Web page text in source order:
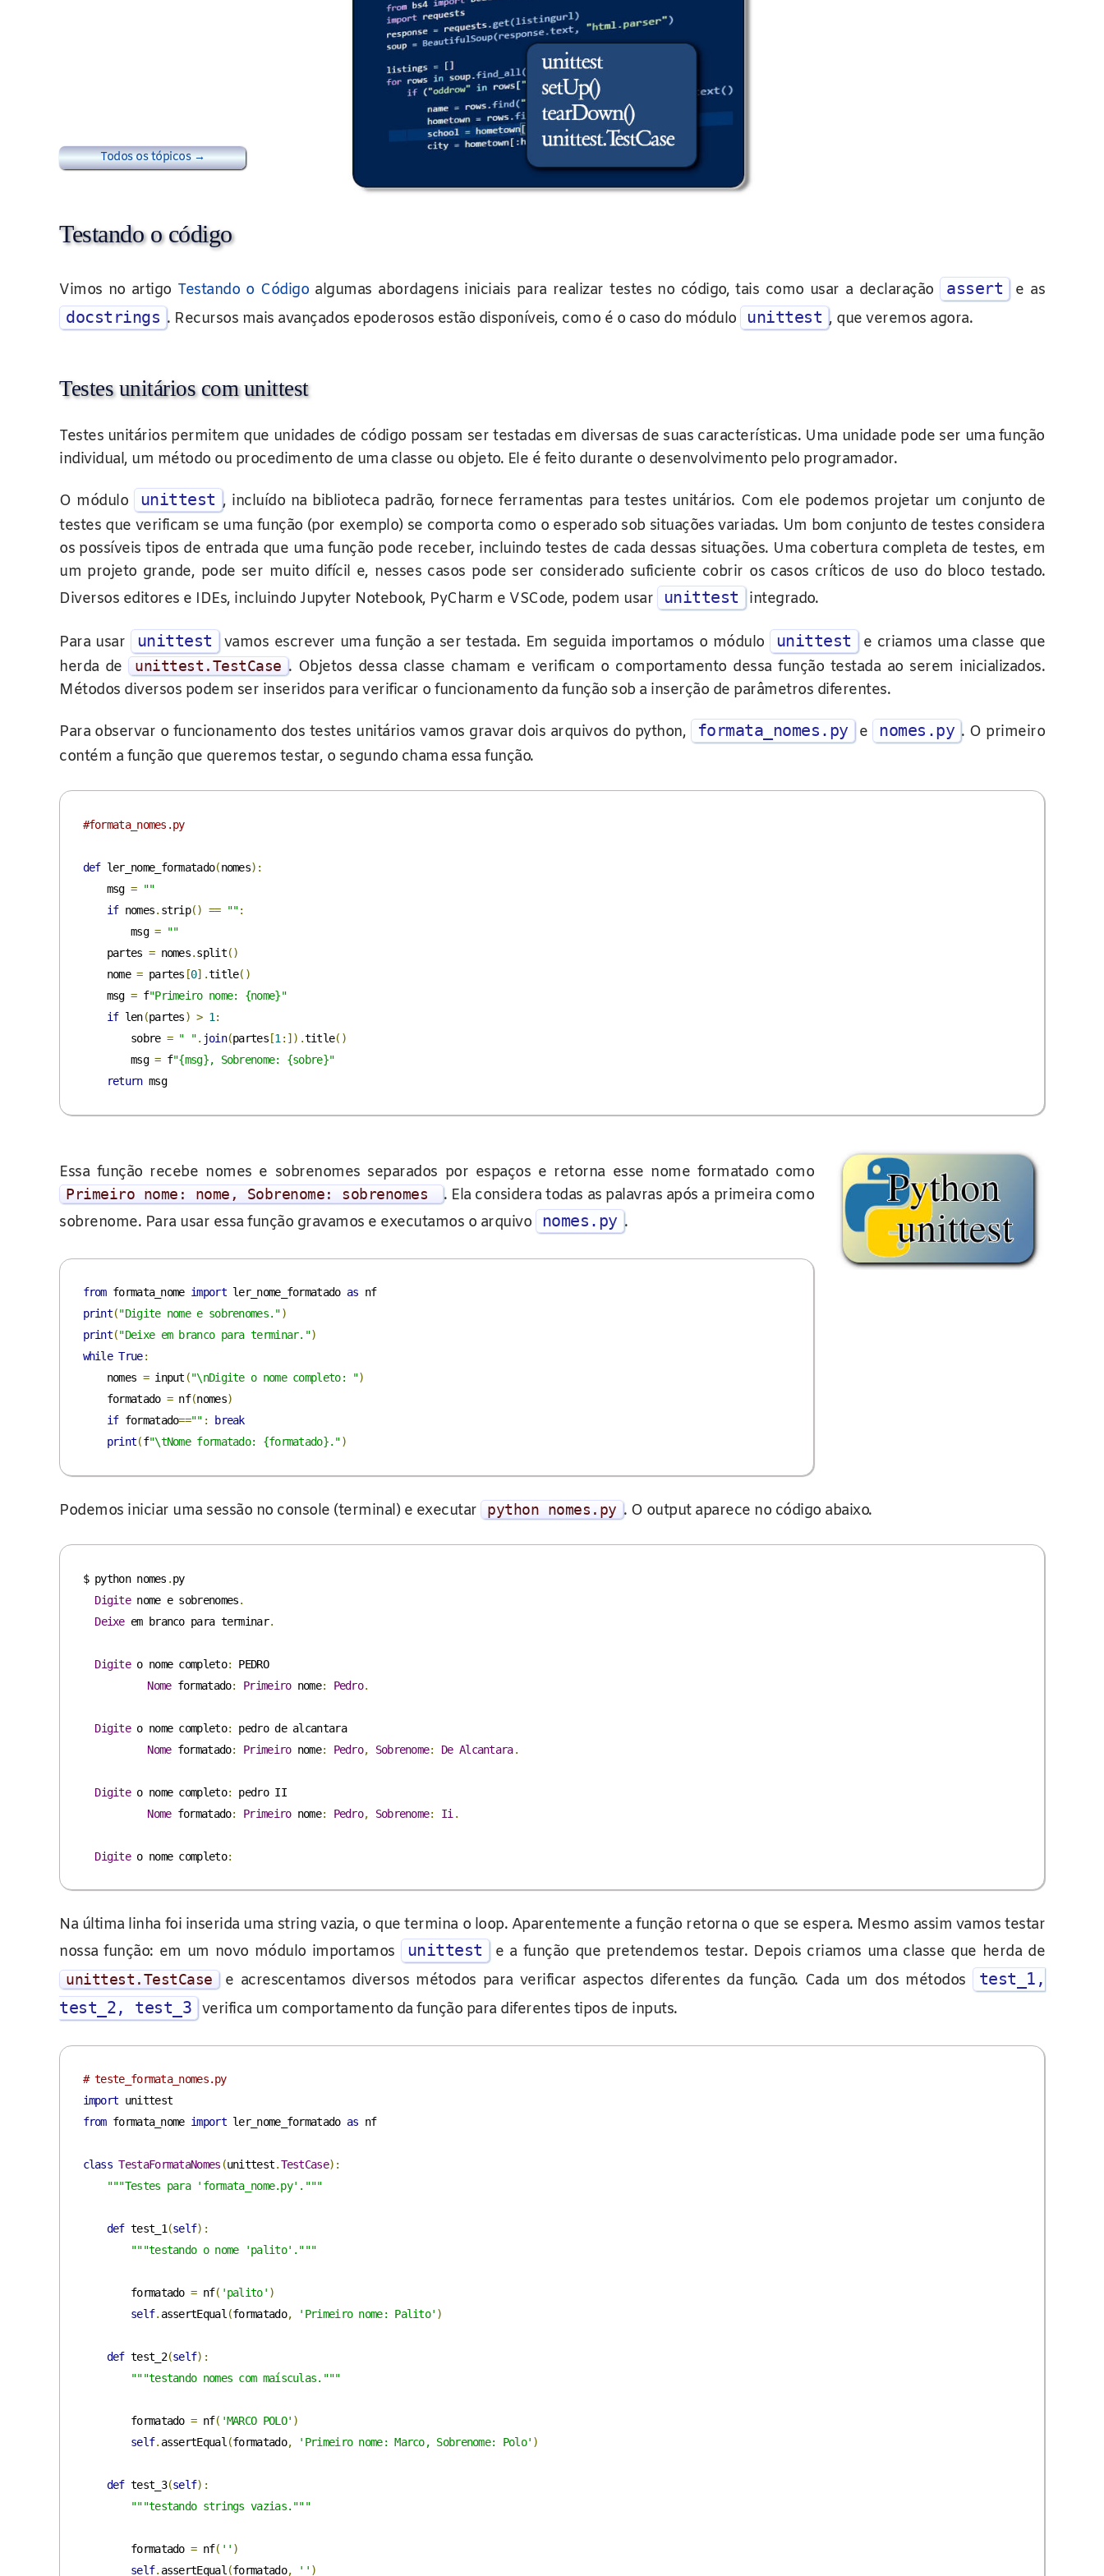
Todos os tópicos →
Testando o código
Vimos no artigo Testando o Código algumas abordagens iniciais para realizar testes no código, tais como usar a declaração assert e as
docstrings . Recursos mais avançados epoderosos estão disponíveis, como é o caso do módulo unittest , que veremos agora.
Testes unitários com unittest
Testes unitários permitem que unidades de código possam ser testadas em diversas de suas características. Uma unidade pode ser uma função
individual, um método ou procedimento de uma classe ou objeto. Ele é feito durante o desenvolvimento pelo programador.
O módulo unittest , incluído na biblioteca padrão, fornece ferramentas para testes unitários. Com ele podemos projetar um conjunto de
testes que verificam se uma função (por exemplo) se comporta como o esperado sob situações variadas. Um bom conjunto de testes considera
os possíveis tipos de entrada que uma função pode receber, incluindo testes de cada dessas situações. Uma cobertura completa de testes, em
um projeto grande, pode ser muito difícil e, nesses casos pode ser considerado suficiente cobrir os casos críticos de uso do bloco testado.
Diversos editores e IDEs, incluindo Jupyter Notebook, PyCharm e VSCode, podem usar
unittest integrado.
Para usar unittest vamos escrever uma função a ser testada. Em seguida importamos o módulo unittest
e criamos uma classe que
herda de
unittest.TestCase . Objetos dessa classe chamam e verificam o comportamento dessa função testada ao serem inicializados.
Métodos diversos podem ser inseridos para verificar o funcionamento da função sob a inserção de parâmetros diferentes.
Para observar o funcionamento dos testes unitários vamos gravar dois arquivos do python, formata_nomes.py e nomes.py . O primeiro
contém a função que queremos testar, o segundo chama essa função.
#formata_nomes.py
def ler_nome_formatado(nomes):
    msg
=
""
if nomes. strip() == "":
        msg
= ""
    partes
= nomes.split()
    nome
= partes [0].title()
    msg
= f"Primeiro nome: {nome}"
if len(partes) > 1 :
        sobre
= " ". join(partes[1 :]).title()
        msg
= f"{msg}, Sobrenome: {sobre}"
return msg
Essa função recebe nomes e sobrenomes separados por espaços e retorna esse nome formatado como
Primeiro nome : nome , Sobrenome: sobrenomes
. Ela considera todas as palavras após a primeira como
sobrenome. Para usar essa função gravamos e executamos o arquivo
nomes.py .
from formata_nome import ler_nome_formatado as
nf
print("Digite nome e sobrenomes.")
print("Deixe em branco para terminar.")
while True:
    nomes
= input ("\nDigite o nome completo: ")
    formatado
= nf(nomes)
if formatado=="" :
break
print(f"\tNome formatado: {formatado}.")
Podemos iniciar uma sessão no console (terminal) e executar python nomes . py . O output aparece no código abaixo.
$ python nomes .py
Digite nome e sobrenomes.
Deixe em branco para terminar.
Digite o nome completo:
PEDRO
Nome formatado: Primeiro nome: Pedro.
Digite o nome completo:
pedro de alcantara
Nome formatado: Primeiro nome: Pedro, Sobrenome: De Alcantara.
Digite o nome completo:
pedro II
Nome formatado: Primeiro nome: Pedro, Sobrenome: Ii .
Digite o nome completo:
Na última linha foi inserida uma string vazia, o que termina o loop. Aparentemente a função retorna o que se espera. Mesmo assim vamos testar
nossa função: em um novo módulo importamos
unittest e a função que pretendemos testar. Depois criamos uma classe que herda de
unittest.TestCase e acrescentamos diversos métodos para verificar aspectos diferentes da função. Cada um dos métodos
test_1,
test_2, test_3 verifica um comportamento da função para diferentes tipos de inputs.
# teste_formata_nomes.py
import
from formata_nome import ler_nome_formatado as nf
class TestaFormataNomes (unittest.TestCase):
"""Testes para 'formata_nome.py'."""
def test_1 (self):
"""testando o nome 'palito'."""
        formatado
= nf( 'palito' )
self. assertEqual (formatado, 'Primeiro nome: Palito' )
def test_2(self):
"""testando nomes com maísculas."""
        formatado
= nf( 'MARCO POLO' )
self. assertEqual (formatado, 'Primeiro nome: Marco, Sobrenome: Polo' )
def test_3(self):
"""testando strings vazias."""
        formatado
= nf( '' )
self. assertEqual (formatado, '' )